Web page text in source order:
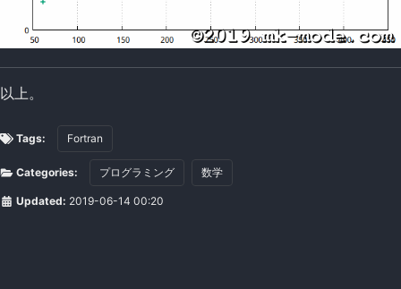
以上。
Tags: Fortran
Categories: プログラミング 数学
Updated: 2019-06-14 00:20